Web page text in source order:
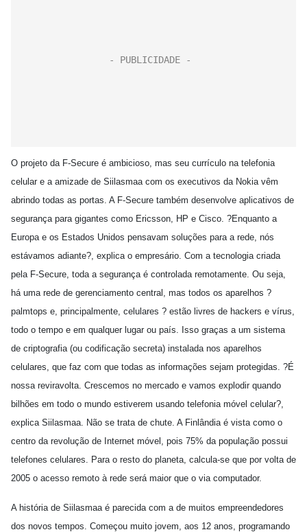
O projeto da F-Secure é ambicioso, mas seu currículo na telefonia
celular e a amizade de Siilasmaa com os executivos da Nokia vêm
abrindo todas as portas. A F-Secure também desenvolve aplicativos de
segurança para gigantes como Ericsson, HP e Cisco. ?Enquanto a
Europa e os Estados Unidos pensavam soluções para a rede, nós
estávamos adiante?, explica o empresário. Com a tecnologia criada
pela F-Secure, toda a segurança é controlada remotamente. Ou seja,
há uma rede de gerenciamento central, mas todos os aparelhos ?
palmtops e, principalmente, celulares ? estão livres de hackers e vírus,
todo o tempo e em qualquer lugar ou país. Isso graças a um sistema
de criptografia (ou codificação secreta) instalada nos aparelhos
celulares, que faz com que todas as informações sejam protegidas. ?É
nossa reviravolta. Crescemos no mercado e vamos explodir quando
bilhões em todo o mundo estiverem usando telefonia móvel celular?,
explica Siilasmaa. Não se trata de chute. A Finlândia é vista como o
centro da revolução de Internet móvel, pois 75% da população possui
telefones celulares. Para o resto do planeta, calcula-se que por volta de
2005 o acesso remoto à rede será maior que o via computador.
A história de Siilasmaa é parecida com a de muitos empreendedores
dos novos tempos. Começou muito jovem, aos 12 anos, programando